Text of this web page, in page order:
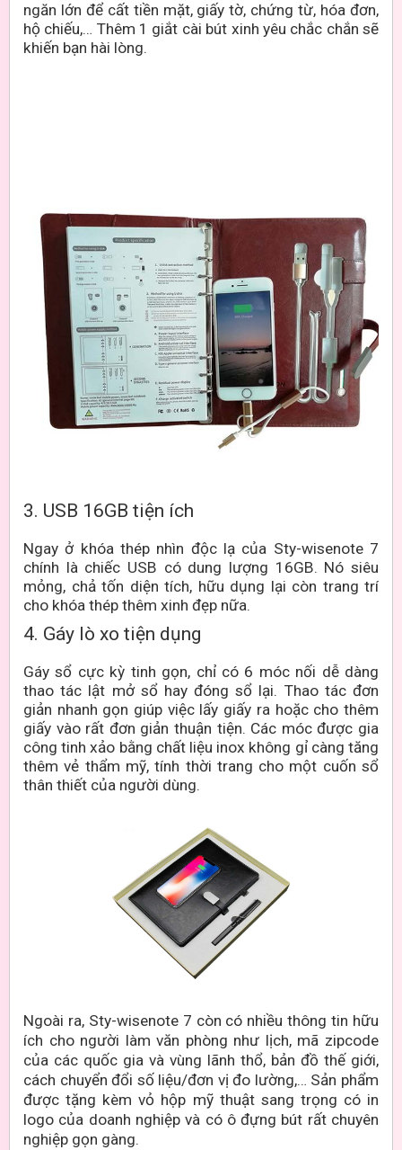
ngăn lớn để cất tiền mặt, giấy tờ, chứng từ, hóa đơn,
hộ chiếu,… Thêm 1 giắt cài bút xinh yêu chắc chắn sẽ
khiến bạn hài lòng.
3. USB 16GB tiện ích
Ngay ở khóa thép nhìn độc lạ của Sty-wisenote 7
chính là chiếc USB có dung lượng 16GB. Nó siêu
mỏng, chả tốn diện tích, hữu dụng lại còn trang trí
cho khóa thép thêm xinh đẹp nữa.
4. Gáy lò xo tiện dụng
Gáy sổ cực kỳ tinh gọn, chỉ có 6 móc nối dễ dàng
thao tác lật mở sổ hay đóng sổ lại. Thao tác đơn
giản nhanh gọn giúp việc lấy giấy ra hoặc cho thêm
giấy vào rất đơn giản thuận tiện. Các móc được gia
công tinh xảo bằng chất liệu inox không gỉ càng tăng
thêm vẻ thẩm mỹ, tính thời trang cho một cuốn sổ
thân thiết của người dùng.
Ngoài ra, Sty-wisenote 7 còn có nhiều thông tin hữu
ích cho người làm văn phòng như lịch, mã zipcode
của các quốc gia và vùng lãnh thổ, bản đồ thế giới,
cách chuyển đổi số liệu/đơn vị đo lường,… Sản phẩm
được tặng kèm vỏ hộp mỹ thuật sang trọng có in
logo của doanh nghiệp và có ô đựng bút rất chuyên
nghiệp gọn gàng.